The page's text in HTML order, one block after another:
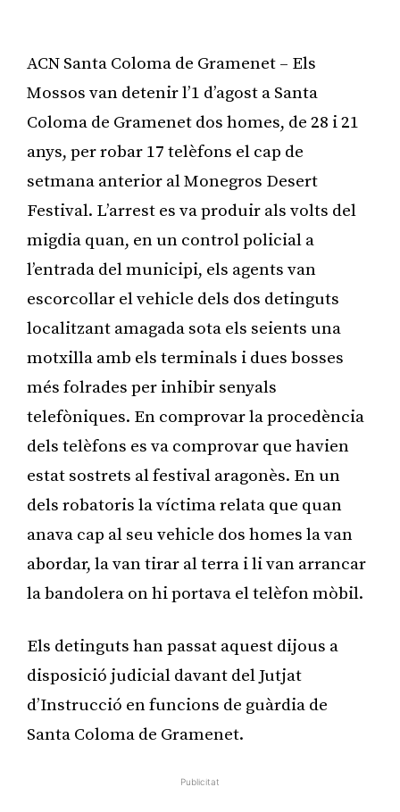
ACN Santa Coloma de Gramenet – Els
Mossos van detenir l’1 d’agost a Santa
Coloma de Gramenet dos homes, de 28 i 21
anys, per robar 17 telèfons el cap de
setmana anterior al Monegros Desert
Festival. L’arrest es va produir als volts del
migdia quan, en un control policial a
l’entrada del municipi, els agents van
escorcollar el vehicle dels dos detinguts
localitzant amagada sota els seients una
motxilla amb els terminals i dues bosses
més folrades per inhibir senyals
telefòniques. En comprovar la procedència
dels telèfons es va comprovar que havien
estat sostrets al festival aragonès. En un
dels robatoris la víctima relata que quan
anava cap al seu vehicle dos homes la van
abordar, la van tirar al terra i li van arrancar
la bandolera on hi portava el telèfon mòbil.
Els detinguts han passat aquest dijous a
disposició judicial davant del Jutjat
d’Instrucció en funcions de guàrdia de
Santa Coloma de Gramenet.
Publicitat